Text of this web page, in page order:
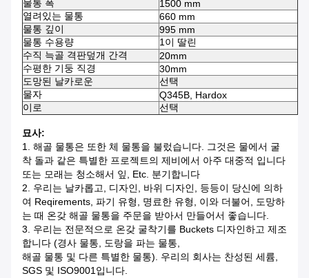
물통 폭
1500 mm
열려있는 물통
660 mm
물통 깊이
995 mm
물통 수용량
1이 딸린
수직 늑골 격판덮개 간격
20mm
수평한 기둥 직경
30mm
도망된 날카로운
선택
물자
Q345B, Hardox
이로
선택
묘사:
1. 해골 물통은 또한 체 물통을 불렀습니다. 그것은 물에서 굴
착 돌과 같은 특별한 프로젝트의 제비에서 아주 대중적 입니다
또는 모래는 청소해서 잎, Etc. 분기합니다
2. 우리는 날카롭고, 디자인, 바위 디자인, 등등이 당신에 의하
여 Reqirements, 파기 유형, 명료한 유형, 이와 더불어, 도망하
는 때 온갖 해골 물통을 주문을 받아서 만들어서 좋습니다.
3. 우리는 전문적으로 온갖 굴착기를 Buckets 디자인하고 제조
합니다 (경사 물통, 도랑을 파는 물통,
해골 물통 및 다른 특별한 물통). 우리의 회사는 찬성된 세륨,
SGS 및 ISO9001입니다.